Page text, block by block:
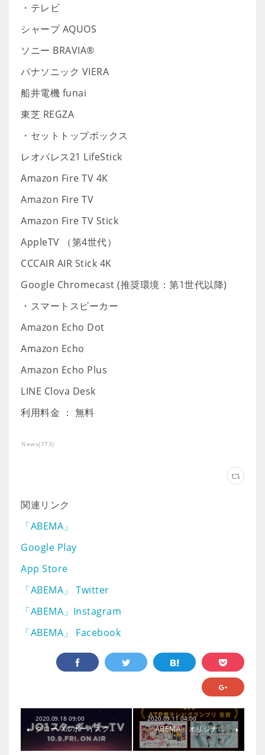
・テレビ
シャープ AQUOS
ソニー BRAVIA®
パナソニック VIERA
船井電機 funai
東芝 REGZA
・セットトップボックス
レオパレス21 LifeStick
Amazon Fire TV 4K
Amazon Fire TV
Amazon Fire TV Stick
AppleTV （第4世代）
CCCAIR AIR Stick 4K
Google Chromecast (推奨環境：第1世代以降)
・スマートスピーカー
Amazon Echo Dot
Amazon Echo
Amazon Echo Plus
LINE Clova Desk
利用料金 ： 無料
News(773)
関連リンク
「ABEMA」
Google Play
App Store
「ABEMA」 Twitter
「ABEMA」Instagram
「ABEMA」 Facebook
2020.09.18 09:00
グローバルボーイズグ…
2020.09.11 04:00
「ABEMA」オリジナ…